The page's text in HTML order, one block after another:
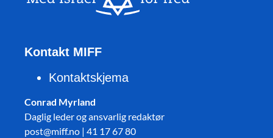
Kontakt MIFF
Kontaktskjema
Conrad Myrland
Daglig leder og ansvarlig redaktør
post@miff.no | 41 17 67 80